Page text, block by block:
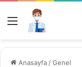
Menü
Anasayfa /Genel